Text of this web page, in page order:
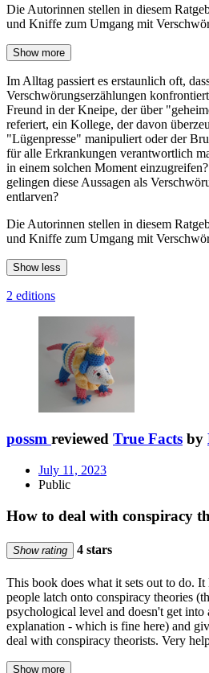
Die Autorinnen stellen in diesem
und Kniffe zum Umgang mit
Show more
Im Alltag passiert es erstaunlich oft,
Verschwörungserzählungen
Freund in der Kneipe, der über
referiert, ein Kollege, der davon
"Lügenpresse" manipuliert oder der
für alle Erkrankungen verantwortlich
in einem solchen Moment
gelingen diese Aussagen als
entlarven?
Die Autorinnen stellen in diesem
und Kniffe zum Umgang mit
Show less
2 editions
possm reviewed True Facts by
July 11, 2023
Public
How to deal with conspiracy
Show rating 4 stars
This book does what it sets out to do. It
people latch onto conspiracy theories
psychological level and doesn't get
explanation - which is fine here) and
deal with conspiracy theorists. Very
Show more